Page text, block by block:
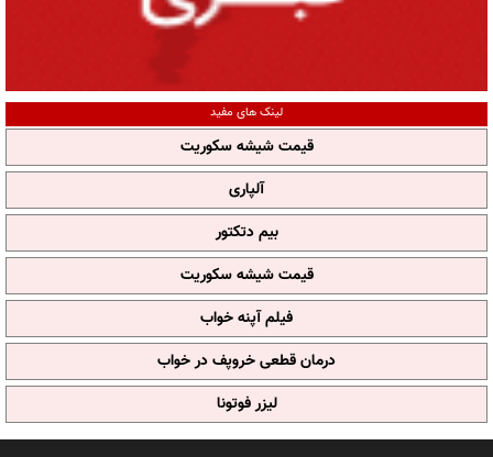
لینک های مفید
قیمت شیشه سکوریت
آلپاری
بیم دتکتور
قیمت شیشه سکوریت
فیلم آپنه خواب
درمان قطعی خروپف در خواب
لیزر فوتونا